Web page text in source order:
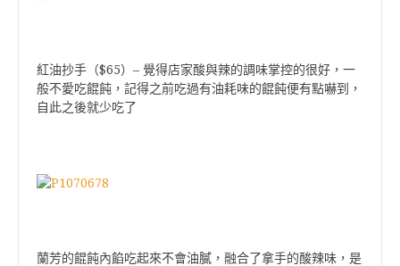
紅油抄手（$65） – 覺得店家酸與辣的調味掌控的很好，一
般不愛吃餛飩，記得之前吃過有油耗味的餛飩便有點嚇到，
自此之後就少吃了
蘭芳的餛飩內餡吃起來不會油膩，融合了拿手的酸辣味，是